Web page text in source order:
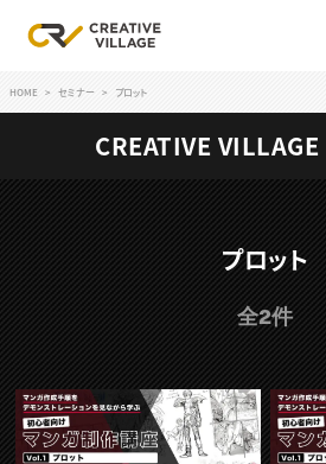
ログイン
RECRUIT
クリエイター求人を探す
CREATIVE JOB求人検索
特集求人
採用説明会
転職支援サービス
CONTENTS
スキルアップしたい！
HOME セミナー プロット
CREATIVE VILLAGE
プロット
全2件